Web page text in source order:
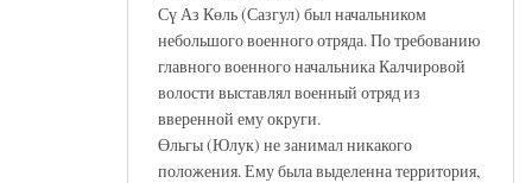
Сү Аз Көль (Сазгул) был начальником
небольшого военного отряда. По требованию
главного военного начальника Калчировой
волости выставлял военный отряд из
вверенной ему округи.
Өльгы (Юлук) не занимал никакого
положения. Ему была выделенна территория,